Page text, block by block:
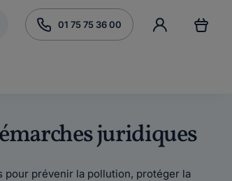
01 75 75 36 00
juridiques
prévenir la pollution, protéger la